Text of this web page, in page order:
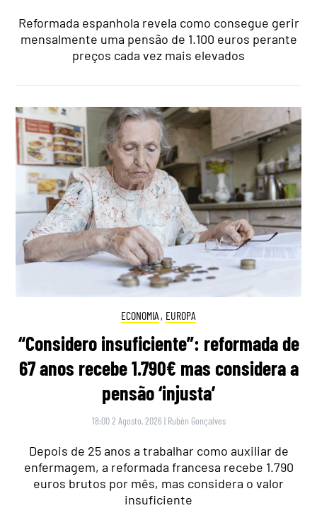
Reformada espanhola revela como consegue gerir
mensalmente uma pensão de 1.100 euros perante
preços cada vez mais elevados
ECONOMIA , EUROPA
“Considero insuficiente”: reformada de
67 anos recebe 1.790€ mas considera a
pensão ‘injusta’
18:00 2 Agosto, 2026 | Rubén Gonçalves
Depois de 25 anos a trabalhar como auxiliar de
enfermagem, a reformada francesa recebe 1.790
euros brutos por mês, mas considera o valor
insuficiente